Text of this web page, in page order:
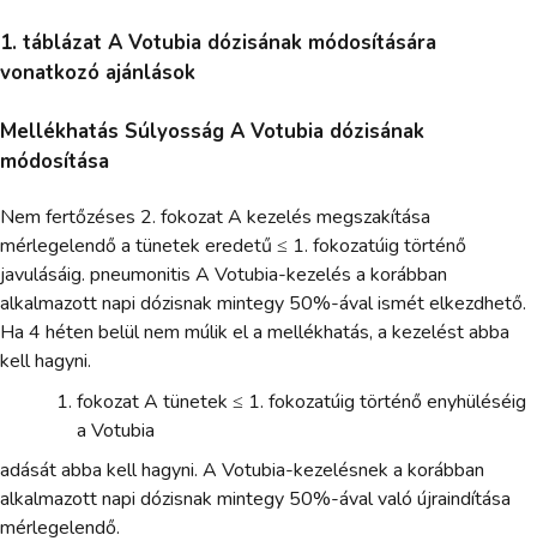
1. táblázat A Votubia dózisának módosítására
vonatkozó ajánlások
Mellékhatás Súlyosság A Votubia dózisának
módosítása
Nem fertőzéses 2. fokozat A kezelés megszakítása
mérlegelendő a tünetek eredetű ≤ 1. fokozatúig történő
javulásáig. pneumonitis A Votubia-kezelés a korábban
alkalmazott napi dózisnak mintegy 50%-ával ismét elkezdhető.
Ha 4 héten belül nem múlik el a mellékhatás, a kezelést abba
kell hagyni.
fokozat A tünetek ≤ 1. fokozatúig történő enyhüléséig
a Votubia
adását abba kell hagyni. A Votubia-kezelésnek a korábban
alkalmazott napi dózisnak mintegy 50%-ával való újraindítása
mérlegelendő.